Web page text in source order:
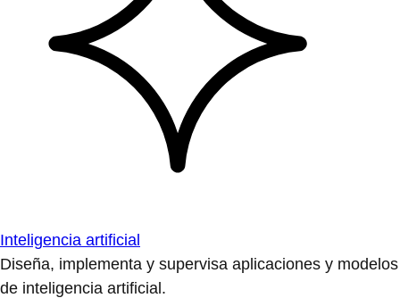
Inteligencia artificial
Diseña, implementa y supervisa aplicaciones y modelos
de inteligencia artificial.